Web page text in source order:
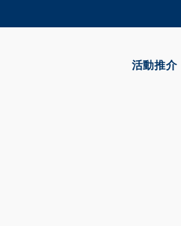
更多科大概覽
生活@科大
活動推介